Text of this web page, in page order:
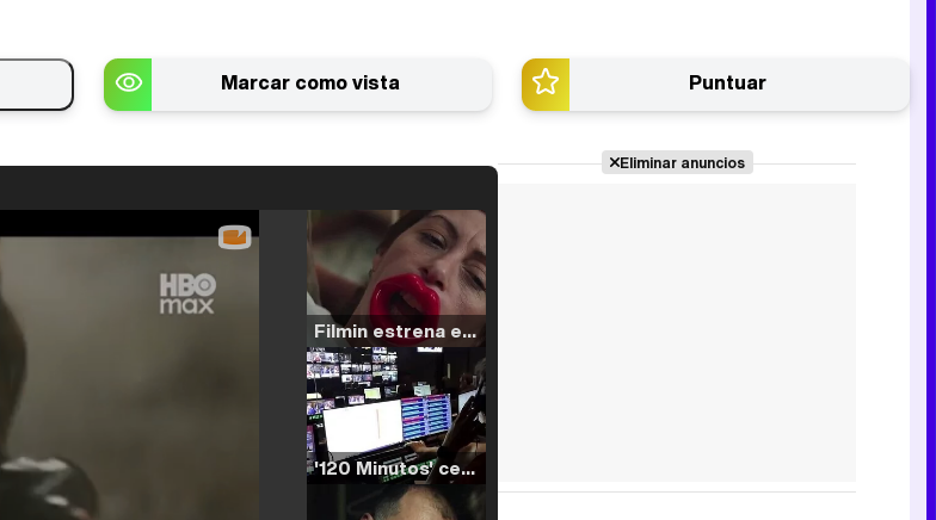
Marcar como vista Puntuar
Filmin estrena el tráiler de 'Millennial Mal', su nueva comedia universitaria de la mano de Lorena Iglesias
'120 Minutos' celebra sus 2.000 programas en Telemadrid con un vídeo del día a día en la redacción
Eliminar anuncios